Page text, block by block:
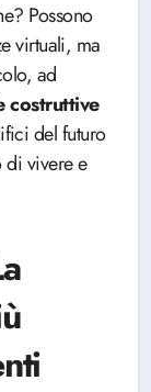
Possono
virtuali, ma
ad
costruttive
del futuro
di vivere e